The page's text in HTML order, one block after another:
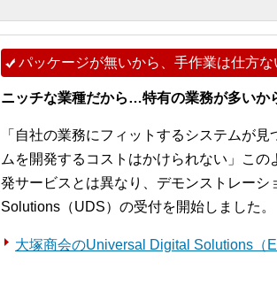
パッケージが無いから、手作業は仕方な
ニッチな業種だから…特有の業務が多い
「自社の業務にフィットするシステムが
ムを開発するコストはかけられない」こ
発サービスとは異なり、デモンストレー
Solutions（UDS）の受付を開始しました。
大塚商会のUniversal Digital Solutions（